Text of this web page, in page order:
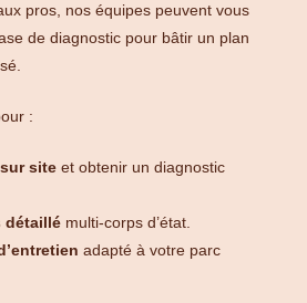
pros, nos équipes peuvent vous
de diagnostic pour bâtir un plan
:
site et obtenir un diagnostic
détaillé multi-corps d’état.
adapté à votre parc